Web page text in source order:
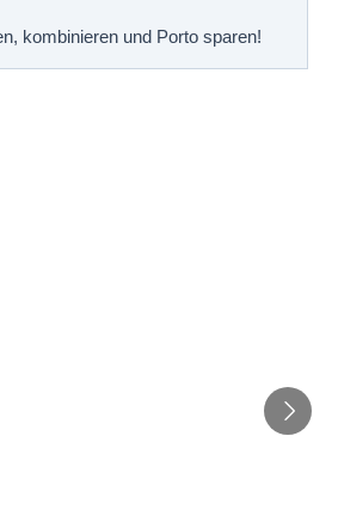
kombinieren und Porto sparen!